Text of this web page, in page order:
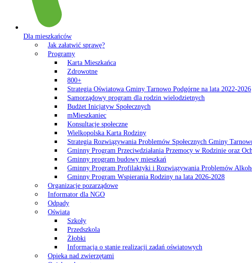
Dla mieszkańców
Jak załatwić sprawę?
Programy
Karta Mieszkańca
Zdrowotne
800+
Strategia Oświatowa Gminy Tarnowo Podgórne na lata 2022-2026
Samorządowy program dla rodzin wielodzietnych
Budżet Inicjatyw Społecznych
mMieszkaniec
Konsultacje społeczne
Wielkopolska Karta Rodziny
Strategia Rozwiązywania Problemów Społecznych Gminy
Gminny Program Przeciwdziałania Przemocy w Rodzinie oraz
Gminny program budowy mieszkań
Gminny Program Profilaktyki i Rozwiązywania Problemów
Gminny Program Wspierania Rodziny na lata 2026-2028
Organizacje pozarządowe
Informator dla NGO
Odpady
Oświata
Szkoły
Przedszkola
Żłobki
Informacja o stanie realizacji zadań oświatowych
Opieka nad zwierzętami